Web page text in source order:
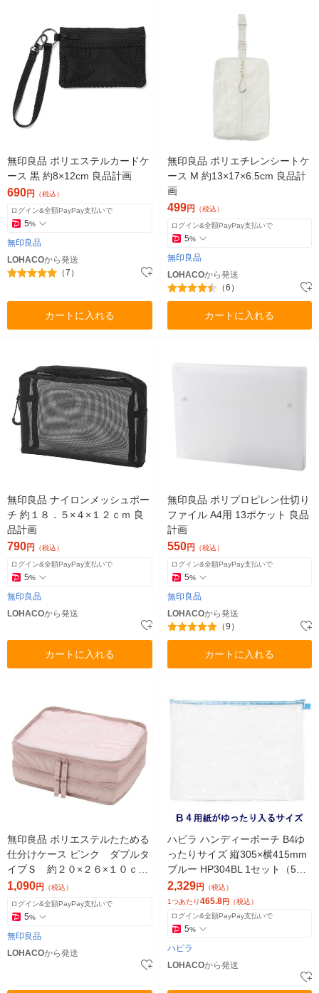
無印良品 ポリエステルカードケ
ース 黒 約8×12cm 良品計画
690円 （税込）
ログイン&全額PayPay支払いで
5%
無印良品
LOHACOから発送
（7）
カートに入れる
無印良品 ポリエチレンシートケ
ース M 約13×17×6.5cm 良品計
画
499円 （税込）
ログイン&全額PayPay支払いで
5%
無印良品
LOHACOから発送
（6）
カートに入れる
無印良品 ナイロンメッシュポー
チ 約１８．５×４×１２ｃｍ 良
品計画
790円 （税込）
ログイン&全額PayPay支払いで
5%
無印良品
LOHACOから発送
カートに入れる
無印良品 ポリプロピレン仕切り
ファイル A4用 13ポケット 良品
計画
550円 （税込）
ログイン&全額PayPay支払いで
5%
無印良品
LOHACOから発送
（9）
カートに入れる
無印良品 ポリエステルたためる
仕分けケース ピンク ダブルタ
イプＳ 約２０×２６×１０ｃｍ
良品計画
1,090円 （税込）
ログイン&全額PayPay支払いで
5%
無印良品
LOHACOから発送
ハピラ ハンディーポーチ B4ゆ
ったりサイズ 縦305×横415mm
ブルー HP304BL 1セット（5
個）
2,329円 （税込）
1つあたり465.8円 （税込）
ログイン&全額PayPay支払いで
5%
ハピラ
LOHACOから発送